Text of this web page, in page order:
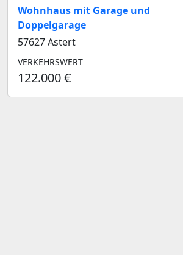
Wohnhaus mit Garage und
Doppelgarage
57627 Astert
VERKEHRSWERT
122.000 €